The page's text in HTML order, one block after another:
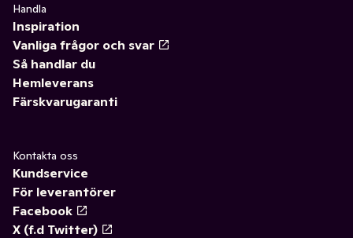
Handla
Inspiration
Vanliga frågor och svar
Så handlar du
Hemleverans
Färskvarugaranti
Kontakta oss
Kundservice
För leverantörer
Facebook
X (f.d Twitter)